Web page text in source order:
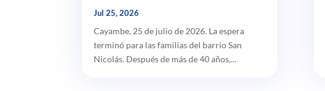
Jul 25, 2026
Cayambe, 25 de julio de 2026. La espera
terminó para las familias del barrio San
Nicolás. Después de más de 40 años,...